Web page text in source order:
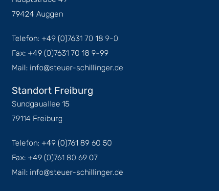
79424 Auggen
Telefon: +49 (0)7631 70 18 9-0
Fax: +49 (0)7631 70 18 9-99
Mail: info@steuer-schillinger.de
Standort Freiburg
Sundgauallee 15
79114 Freiburg
Telefon: +49 (0)761 89 60 50
Fax: +49 (0)761 80 69 07
Mail: info@steuer-schillinger.de